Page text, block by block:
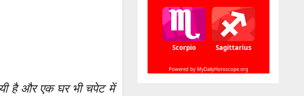
है और एक घर भी चपेट में